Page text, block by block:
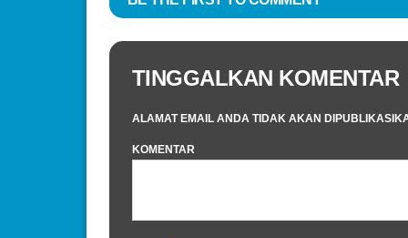
TINGGALKAN KOMENTAR
ALAMAT EMAIL ANDA TIDAK AKAN
KOMENTAR